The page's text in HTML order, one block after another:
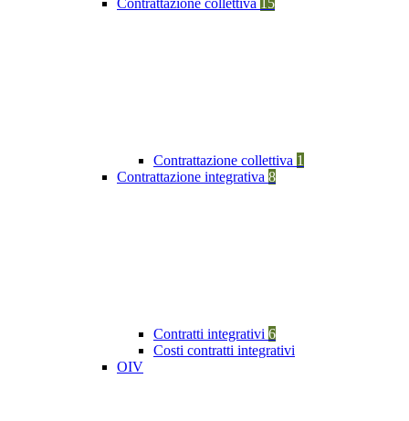
Contrattazione collettiva 15
Contrattazione collettiva 1
Contrattazione integrativa 8
Contratti integrativi 6
Costi contratti integrativi
OIV